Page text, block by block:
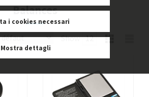
i cookies necessari
Mostra dettagli
Balances
Show